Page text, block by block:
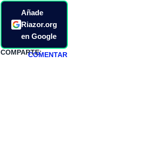
Añade
Riazor.org
en Google
COMPARTE:COMENTAR